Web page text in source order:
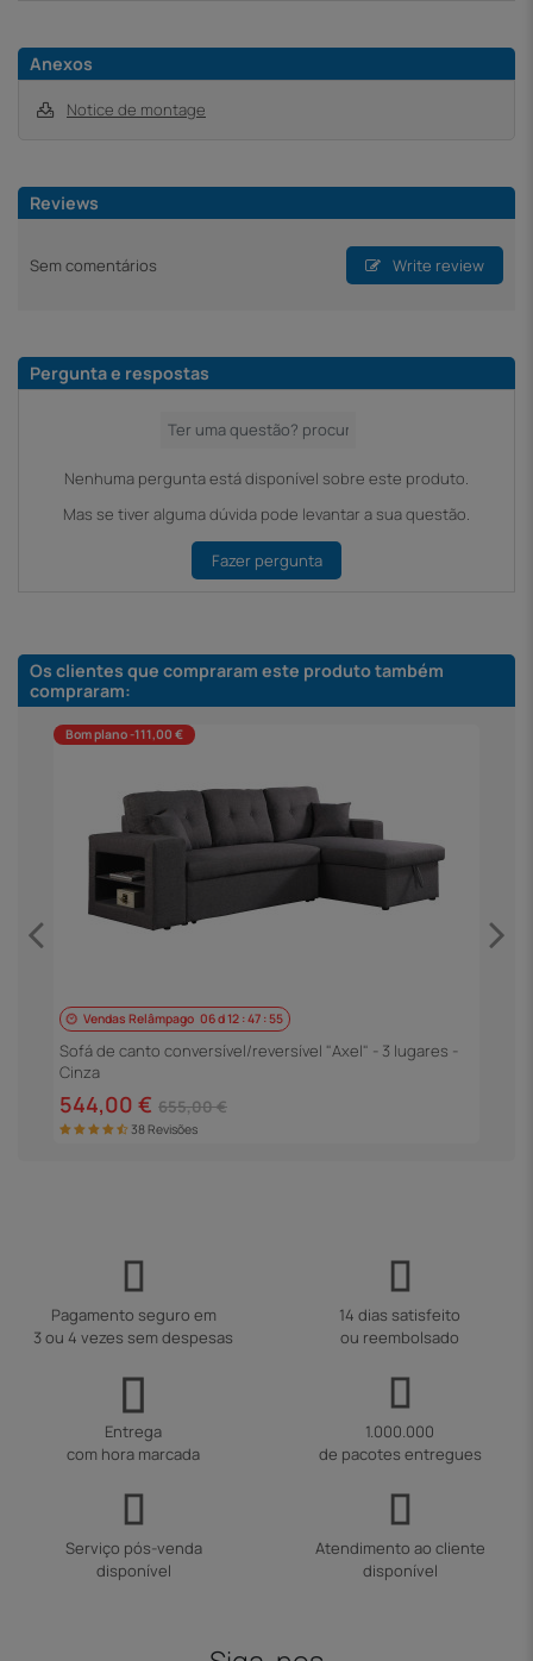
Anexos
Notice de montage
Reviews
Sem comentários Write review
Pergunta e respostas
Nenhuma pergunta está disponível sobre este produto.
Mas se tiver alguma dúvida pode levantar a sua questão.
Fazer pergunta
Os clientes que compraram este produto também
compraram:
Bom plano -111,00 €
Vendas Relâmpago 06d12 :47 :54
Sofá de canto conversível/reversível "Axel" - 3 lugares -
Cinza
544,00 € 655,00 €
38 Revisões
Pagamento seguro em
3 ou 4 vezes sem despesas
14 dias satisfeito
ou reembolsado
Entrega
com hora marcada
1.000.000
de pacotes entregues
Serviço pós-venda
disponível
Atendimento ao cliente
disponível